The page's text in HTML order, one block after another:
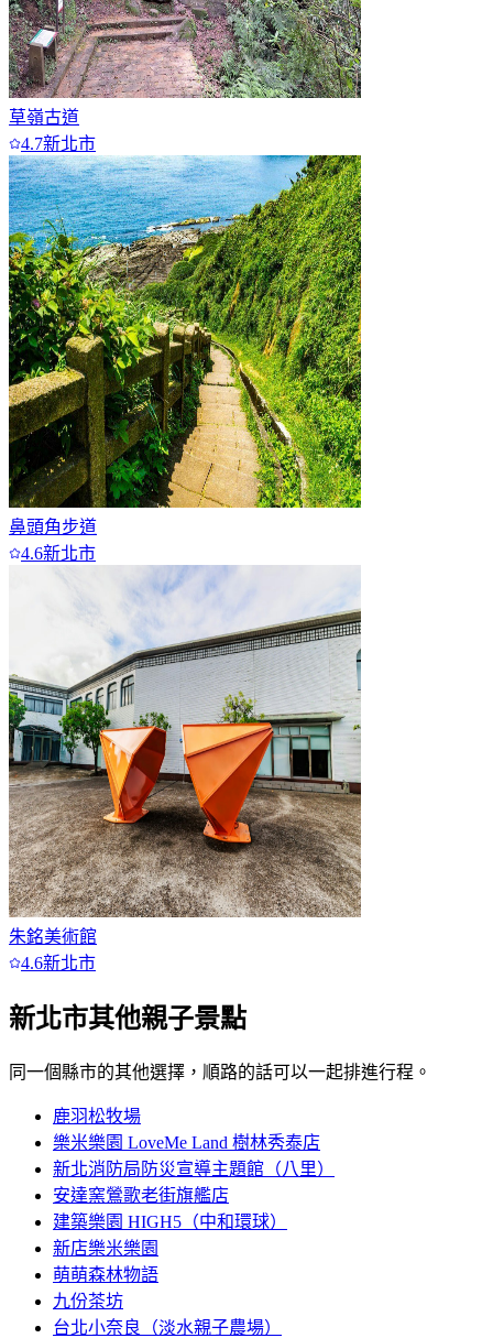
草嶺古道
4.7新北市
鼻頭角步道
4.6新北市
朱銘美術館
4.6新北市
新北市其他親子景點
同一個縣市的其他選擇，順路的話可以一起排進行程。
鹿羽松牧場
樂米樂園 LoveMe Land 樹林秀泰店
新北消防局防災宣導主題館（八里）
安達窯鶯歌老街旗艦店
建築樂園 HIGH5（中和環球）
新店樂米樂園
萌萌森林物語
九份茶坊
台北小奈良（淡水親子農場）